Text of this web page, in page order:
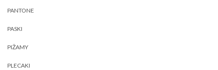
PANTONE
PASKI
PIŻAMY
PLECAKI